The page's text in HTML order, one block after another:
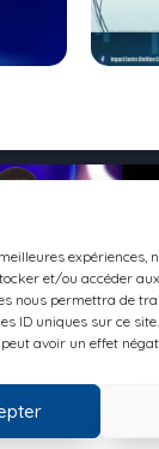
expériences,
et/ou accéder
nous permettra de
ID uniques sur ce
avoir un effet
0